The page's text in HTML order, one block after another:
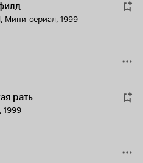
, Мини-сериал, 1999
рать
, 1999